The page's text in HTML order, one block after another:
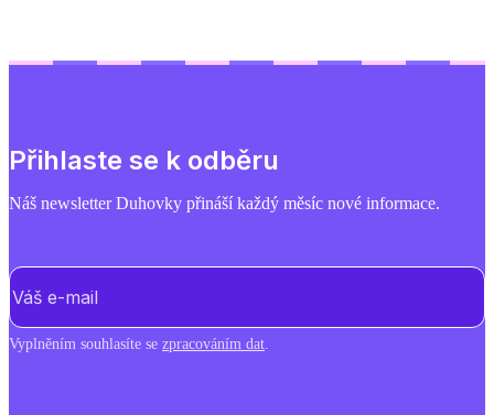
Přihlaste se k odběru
Náš newsletter Duhovky přináší každý měsíc nové informace.
E-mail
Vyplněním souhlasíte se zpracováním dat.